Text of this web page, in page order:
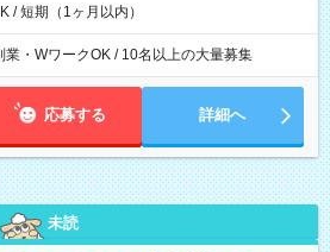
/ 短期（1ヶ月以内）
業・WワークOK / 10名以上の大量募集
応募する 詳細へ
未読